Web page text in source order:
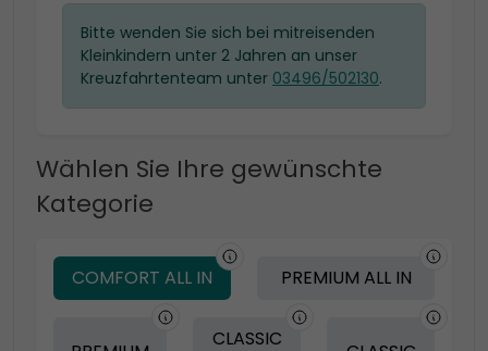
Bitte wenden Sie sich bei mitreisenden
Kleinkindern unter 2 Jahren an unser
Kreuzfahrtenteam unter 03496/502130.
Wählen Sie Ihre gewünschte
Kategorie
COMFORT ALL IN PREMIUM ALL IN
CLASSIC